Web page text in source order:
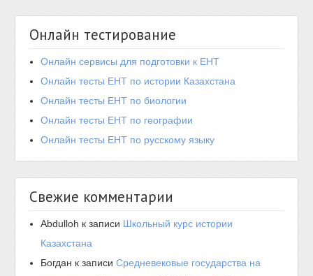
Онлайн тестирование
Онлайн сервисы для подготовки к ЕНТ
Онлайн тесты ЕНТ по истории Казахстана
Онлайн тесты ЕНТ по биологии
Онлайн тесты ЕНТ по географии
Онлайн тесты ЕНТ по русскому языку
Свежие комментарии
Abdulloh к записи Школьный курс истории
Казахстана
Богдан к записиСредневековые государства на